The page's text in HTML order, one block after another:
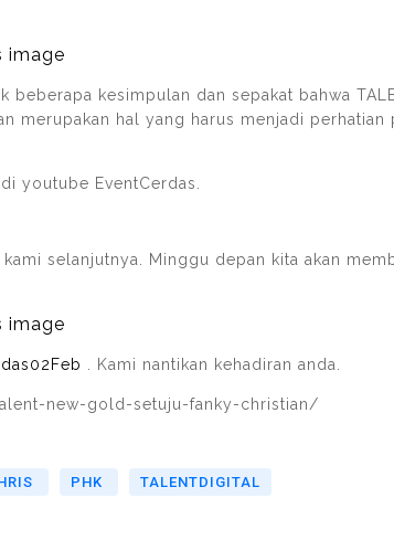
beberapa kesimpulan dan sepakat bahwa
merupakan hal yang harus menjadi
youtube EventCerdas.
selanjutnya. Minggu depan kita akan
. Kami nantikan kehadiran anda.
new-gold-setuju-fanky-christian/
PHK TALENTDIGITAL